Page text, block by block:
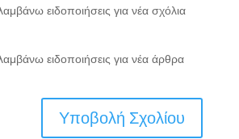
ειδοποιήσεις για νέα σχόλια
ειδοποιήσεις για νέα άρθρα